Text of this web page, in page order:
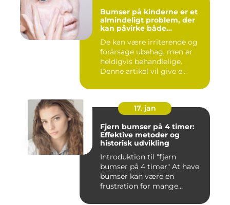
Bumser på kinderne er et
almindeligt problem, der
kan påvirke både
De kan være irriterende og
forårsage ubehag, men er
heldigvis behandlelige.
Denne artikel vil give e...
17. jan
Fjern bumser på 4 timer:
Effektive metoder og
historisk udvikling
Introduktion til "fjern
bumser på 4 timer" At have
bumser kan være en
frustration for mange